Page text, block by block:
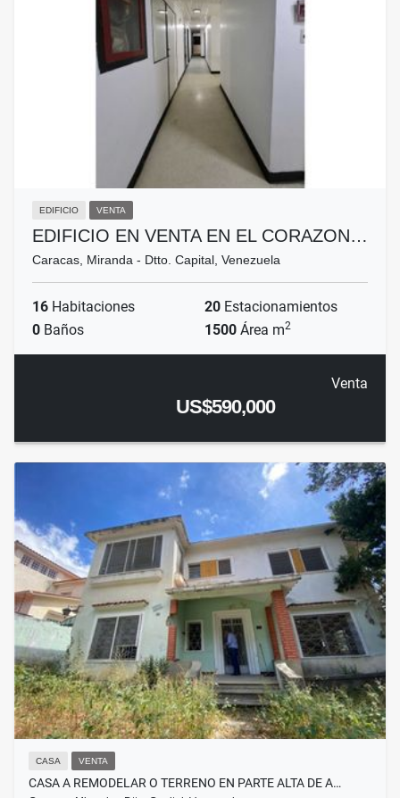
EDIFICIO VENTA
EDIFICIO EN VENTA EN EL CORAZON…
Caracas, Miranda - Dtto. Capital, Venezuela
16 Habitaciones 20 Estacionamientos
0 Baños 1500 Área m2
Venta
US$590,000
CASA VENTA
CASA A REMODELAR O TERRENO EN PARTE ALTA DE A…